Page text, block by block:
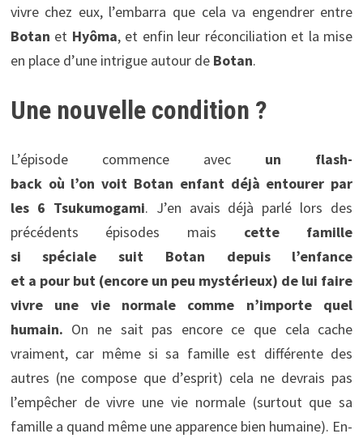
vivre chez eux, l’embarra que cela va engendrer entre
Botan et Hyôma, et enfin leur réconciliation et la mise
en place d’une intrigue autour de Botan.
Une nouvelle condition ?
L’épisode commence avec un flash-
back où l’on voit Botan enfant déjà entourer par
les 6 Tsukumogami. J’en avais déjà parlé lors des
précédents épisodes mais cette famille
si spéciale suit Botan depuis l’enfance
et a pour but (encore un peu mystérieux) de lui faire
vivre une vie normale comme n’importe quel
humain. On ne sait pas encore ce que cela cache
vraiment, car même si sa famille est différente des
autres (ne compose que d’esprit) cela ne devrais pas
l’empêcher de vivre une vie normale (surtout que sa
famille a quand même une apparence bien humaine). En-